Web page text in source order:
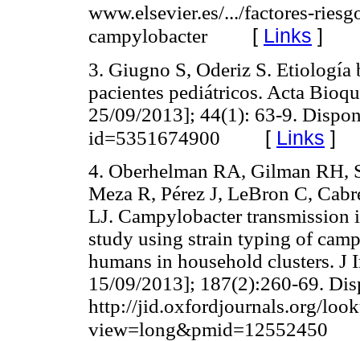
www.elsevier.es/.../factores-
campylobacter[ Links ]
3. Giugno S, Oderiz S. Etiología
pacientes pediátricos. Acta
25/09/2013]; 44(1): 63-9.
id=5351674900 [ Links ]
4. Oberhelman RA, Gilman RH,
Meza R, Pérez J, LeBron C,
LJ. Campylobacter
study using strain typing of
humans in household clusters.
15/09/2013]; 187(2):260-69.
http://jid.oxfordjournals.org/
view=long&pmid=12552450